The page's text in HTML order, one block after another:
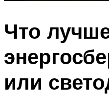
Меню
Что
или